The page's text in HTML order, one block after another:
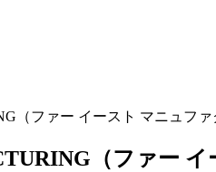
（ファー イースト マニュフ
（ファー